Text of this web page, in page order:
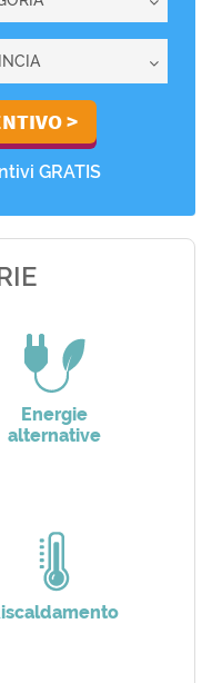
GRATIS
Energie
alternative